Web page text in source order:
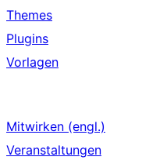
Themes
Plugins
Vorlagen
Mitwirken (engl.)
Veranstaltungen